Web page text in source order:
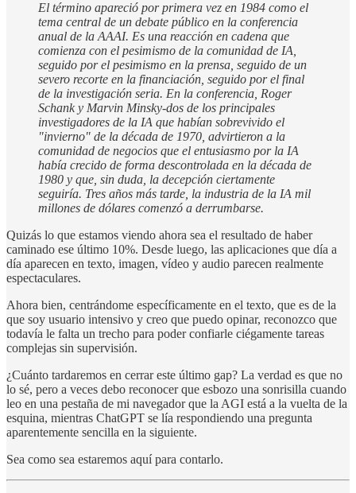
El término apareció por primera vez en 1984 como el
tema central de un debate público en la conferencia
anual de la AAAI. Es una reacción en cadena que
comienza con el pesimismo de la comunidad de IA,
seguido por el pesimismo en la prensa, seguido de un
severo recorte en la financiación, seguido por el final
de la investigación seria.​ En la conferencia, Roger
Schank y Marvin Minsky-dos de los principales
investigadores de la IA que habían sobrevivido el
"invierno" de la década de 1970, advirtieron a la
comunidad de negocios que el entusiasmo por la IA
había crecido de forma descontrolada en la década de
1980 y que, sin duda, la decepción ciertamente
seguiría. Tres años más tarde, la industria de la IA mil
millones de dólares comenzó a derrumbarse.
Quizás lo que estamos viendo ahora sea el resultado de haber
caminado ese último 10%. Desde luego, las aplicaciones que día a
día aparecen en texto, imagen, vídeo y audio parecen realmente
espectaculares.
Ahora bien, centrándome específicamente en el texto, que es de la
que soy usuario intensivo y creo que puedo opinar, reconozco que
todavía le falta un trecho para poder confiarle ciégamente tareas
complejas sin supervisión.
¿Cuánto tardaremos en cerrar este último gap? La verdad es que no
lo sé, pero a veces debo reconocer que esbozo una sonrisilla cuando
leo en una pestaña de mi navegador que la AGI está a la vuelta de la
esquina, mientras ChatGPT se lía respondiendo una pregunta
aparentemente sencilla en la siguiente.
Sea como sea estaremos aquí para contarlo.